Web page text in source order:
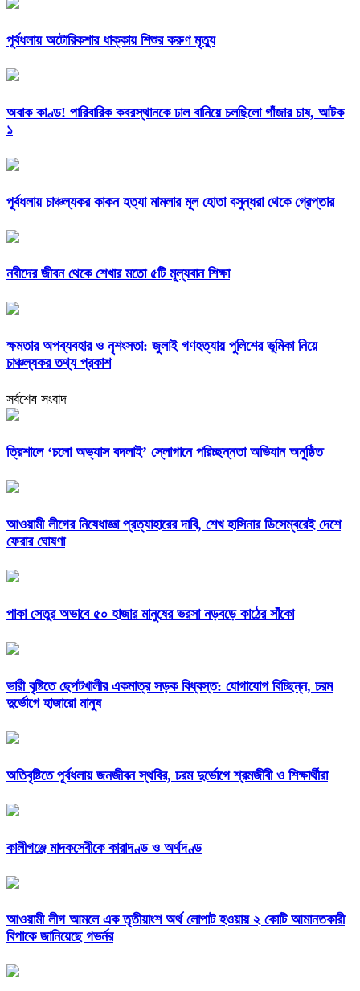
পূর্বধলায় অটোরিকশার ধাক্কায় শিশুর করুণ মৃত্যু
অবাক কাণ্ড! পারিবারিক কবরস্থানকে ঢাল বানিয়ে চলছিলো গাঁজার চাষ, আটক
১
পূর্বধলায় চাঞ্চল্যকর কাকন হত্যা মামলার মূল হোতা বসুন্ধরা থেকে গ্রেপ্তার
নবীদের জীবন থেকে শেখার মতো ৫টি মূল্যবান শিক্ষা
ক্ষমতার অপব্যবহার ও নৃশংসতা: জুলাই গণহত্যায় পুলিশের ভূমিকা নিয়ে
চাঞ্চল্যকর তথ্য প্রকাশ
সর্বশেষ সংবাদ
‎ত্রিশালে ‘চলো অভ্যাস বদলাই’ স্লোগানে পরিচ্ছন্নতা অভিযান অনুষ্ঠিত
আওয়ামী লীগের নিষেধাজ্ঞা প্রত্যাহারের দাবি, শেখ হাসিনার ডিসেম্বরেই দেশে
ফেরার ঘোষণা
পাকা সেতুর অভাবে ৫০ হাজার মানুষের ভরসা নড়বড়ে কাঠের সাঁকো
ভারী বৃষ্টিতে ছেপটখালীর একমাত্র সড়ক বিধ্বস্ত: যোগাযোগ বিচ্ছিন্ন, চরম
দুর্ভোগে হাজারো মানুষ
অতিবৃষ্টিতে পূর্বধলায় জনজীবন স্থবির, চরম দুর্ভোগে শ্রমজীবী ও শিক্ষার্থীরা
কালীগঞ্জে মাদকসেবীকে কারাদণ্ড ও অর্থদণ্ড
আওয়ামী লীগ আমলে এক তৃতীয়াংশ অর্থ লোপাট হওয়ায় ২ কোটি আমানতকারী
বিপাকে জানিয়েছে গভর্নর